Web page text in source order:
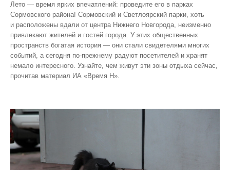
Лето — время ярких впечатлений: проведите его в парках
Сормовского района! Сормовский и Светлоярский парки, хоть
и расположены вдали от центра Нижнего Новгорода, неизменно
привлекают жителей и гостей города. У этих общественных
пространств богатая история — они стали свидетелями многих
событий, а сегодня по‑прежнему радуют посетителей и хранят
немало интересного. Узнайте, чем живут эти зоны отдыха сейчас,
прочитав материал ИА «Время Н».